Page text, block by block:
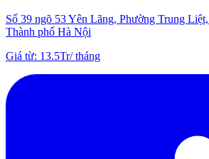
Số 39 ngõ 53 Yên Lãng, Phường Trung
Thành phố Hà Nội
Giá từ: 13.5Tr/tháng